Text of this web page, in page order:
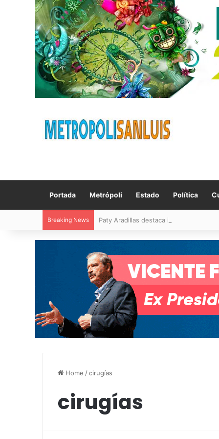
Portada Metrópoli Estado Política
Breaking News Paty Aradillas destaca impacto del
Home /cirugías
cirugías